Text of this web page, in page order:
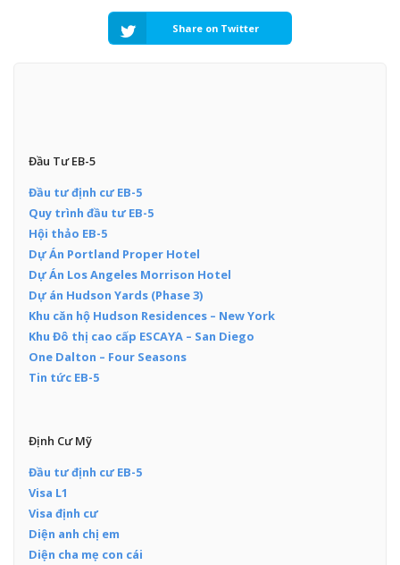
Share on Twitter
Đầu Tư EB-5
Đầu tư định cư EB-5
Quy trình đầu tư EB-5
Hội thảo EB-5
Dự Án Portland Proper Hotel
Dự Án Los Angeles Morrison Hotel
Dự án Hudson Yards (Phase 3)
Khu căn hộ Hudson Residences – New York
Khu Đô thị cao cấp ESCAYA – San Diego
One Dalton – Four Seasons
Tin tức EB-5
Định Cư Mỹ
Đầu tư định cư EB-5
Visa L1
Visa định cư
Diện anh chị em
Diện cha mẹ con cái